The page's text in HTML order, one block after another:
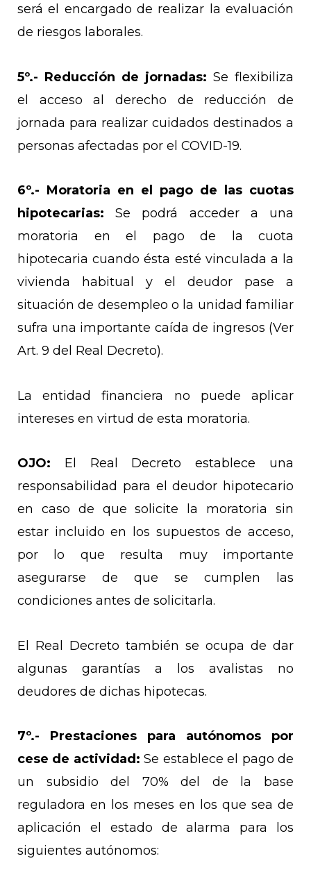
será el encargado de realizar la evaluación
de riesgos laborales.
5º.- Reducción de jornadas: Se flexibiliza
el acceso al derecho de reducción de
jornada para realizar cuidados destinados a
personas afectadas por el COVID-19.
6º.- Moratoria en el pago de las cuotas
hipotecarias:Se podrá acceder a una
moratoria en el pago de la cuota
hipotecaria cuando ésta esté vinculada a la
vivienda habitual y el deudor pase a
situación de desempleo o la unidad familiar
sufra una importante caída de ingresos (Ver
Art. 9 del Real Decreto).
La entidad financiera no puede aplicar
intereses en virtud de esta moratoria.
OJO: El Real Decreto establece una
responsabilidad para el deudor hipotecario
en caso de que solicite la moratoria sin
estar incluido en los supuestos de acceso,
por lo que resulta muy importante
asegurarse de que se cumplen las
condiciones antes de solicitarla.
El Real Decreto también se ocupa de dar
algunas garantías a los avalistas no
deudores de dichas hipotecas.
7º.-
Prestaciones para autónomos por
cese de actividad: Se establece el pago de
un subsidio del 70% del de la base
reguladora en los meses en los que sea de
aplicación el estado de alarma para los
siguientes autónomos: